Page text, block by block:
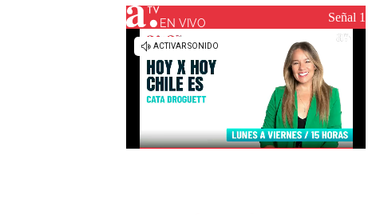
Universidad de Chile
Sustentabilidad
EN VIVO Señal 1